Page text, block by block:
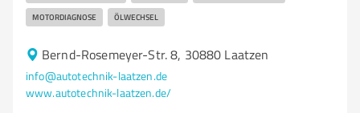
MOTORDIAGNOSE ÖLWECHSEL
Bernd-Rosemeyer-Str. 8, 30880 Laatzen
info@autotechnik-laatzen.de
www.autotechnik-laatzen.de/